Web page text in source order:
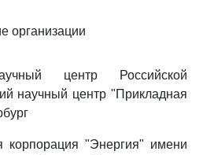
организации
центр Российской
научный центр "Прикладная
корпорация "Энергия" имени